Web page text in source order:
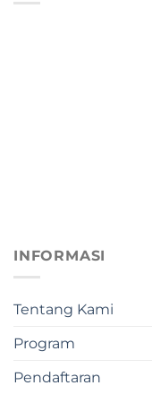
INFORMASI
Tentang Kami
Program
Pendaftaran